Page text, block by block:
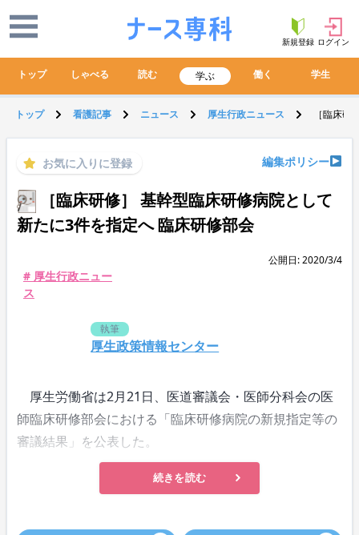
新規登録 ログイン
トップ しゃべる 読む 学ぶ 働く 学生
トップ 看護記事 ニュース 厚生行政ニュース ［臨床
お気に入りに登録 編集ポリシー
［臨床研修］ 基幹型臨床研修病院として
新たに3件を指定へ 臨床研修部会
公開日: 2020/3/4
# 厚生行政ニュー
ス
執筆
厚生政策情報センター
厚生労働省は2月21日、医道審議会・医師分科会の医
師臨床研修部会における「臨床研修病院の新規指定等の
審議結果」を公表した。
続きを読む